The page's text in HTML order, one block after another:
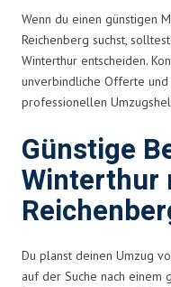
Wenn du einen günstigen
Reichenberg suchst,
Winterthur entscheiden.
unverbindliche Offerte
professionellen
Günstige
Winterthur
Du planst deinen Umzug
auf der Suche nach einem